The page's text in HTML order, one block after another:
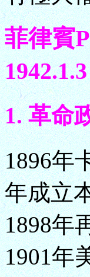
菲律賓
1. 革命
1896年
年成立
1898年
1901年